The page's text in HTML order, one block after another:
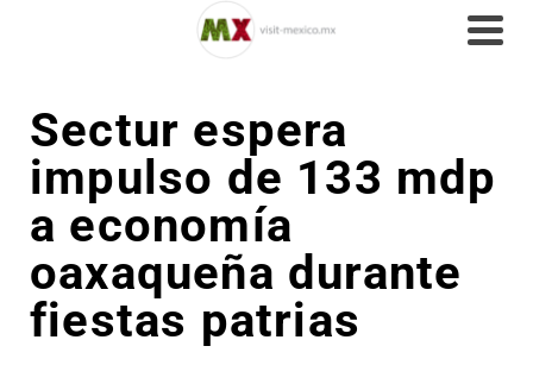
Sectur espera
impulso de 133 mdp
a economía
oaxaqueña durante
fiestas patrias